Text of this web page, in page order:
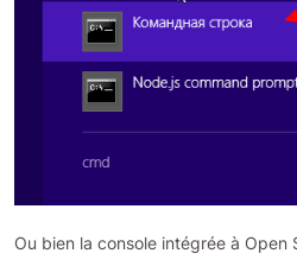
Ou bien la console intégrée à Open